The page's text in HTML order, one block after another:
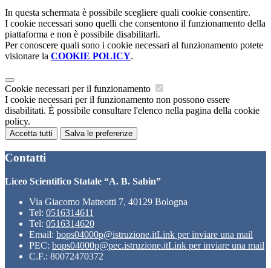
In questa schermata è possibile scegliere quali cookie consentire.
I cookie necessari sono quelli che consentono il funzionamento della
piattaforma e non è possibile disabilitarli.
Per conoscere quali sono i cookie necessari al funzionamento potete
visionare la COOKIE POLICY.
Cookie necessari per il funzionamento
I cookie necessari per il funzionamento non possono essere
disabilitati. È possibile consultare l'elenco nella pagina della cookie
policy.
Accetta tutti Salva le preferenze
Contatti
Liceo Scientifico Statale “A. B. Sabin”
Via Giacomo Matteotti 7, 40129 Bologna
Tel: 0516314611
Tel: 0516314620
Email: bops04000p@istruzione.itLink per inviare una mail
PEC: bops04000p@pec.istruzione.itLink per inviare una mail
C.F.: 80072470372